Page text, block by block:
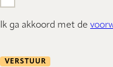
Ik ga akkoord met de
VERSTUUR